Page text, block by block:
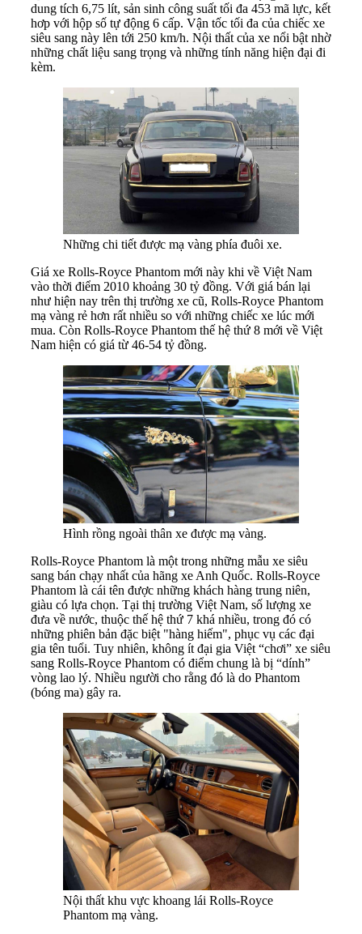
dung tích 6,75 lít, sản sinh công suất tối đa 453 mã lực, kết
hơp với hộp số tự động 6 cấp. Vận tốc tối đa của chiếc xe
siêu sang này lên tới 250 km/h. Nội thất của xe nổi bật nhờ
những chất liệu sang trọng và những tính năng hiện đại đi
kèm.
Những chi tiết được mạ vàng phía đuôi xe.
Giá xe Rolls-Royce Phantom mới này khi về Việt Nam
vào thời điểm 2010 khoảng 30 tỷ đồng. Với giá bán lại
như hiện nay trên thị trường xe cũ, Rolls-Royce Phantom
mạ vàng rẻ hơn rất nhiều so với những chiếc xe lúc mới
mua. Còn Rolls-Royce Phantom thế hệ thứ 8 mới về Việt
Nam hiện có giá từ 46-54 tỷ đồng.
Hình rồng ngoài thân xe được mạ vàng.
Rolls-Royce Phantom là một trong những mẫu xe siêu
sang bán chạy nhất của hãng xe Anh Quốc. Rolls-Royce
Phantom là cái tên được những khách hàng trung niên,
giàu có lựa chọn. Tại thị trường Việt Nam, số lượng xe
đưa về nước, thuộc thế hệ thứ 7 khá nhiều, trong đó có
những phiên bản đặc biệt "hàng hiếm", phục vụ các đại
gia tên tuổi. Tuy nhiên, không ít đại gia Việt “chơi” xe siêu
sang Rolls-Royce Phantom có điểm chung là bị “dính”
vòng lao lý. Nhiều người cho rằng đó là do Phantom
(bóng ma) gây ra.
Nội thất khu vực khoang lái Rolls-Royce
Phantom mạ vàng.